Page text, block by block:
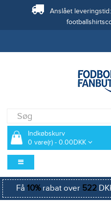
Anslået leveringstid:
Indkøbskurv
0 vare(r) - 0.00DKK
Få 10%rabat over 522